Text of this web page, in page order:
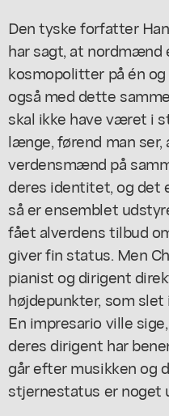
Den tyske forfatter
har sagt, at nordmænd
kosmopolitter på én
også med dette
skal ikke have været i
længe, førend man ser,
verdensmænd på
deres identitet, og det
så er ensemblet
fået alverdens tilbud
giver fin status. Men
pianist og dirigent
højdepunkter, som
En impresario ville
deres dirigent har
går efter musikken og
stjernestatus er noget